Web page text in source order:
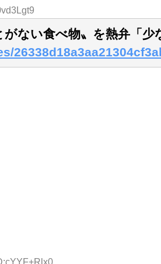
ない食べ物〟を熱弁「少